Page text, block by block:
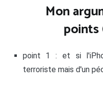
Mon
point 1 : et si
terroriste mais d'un